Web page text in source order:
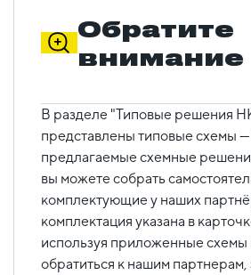
Обратите
внимание
В разделе "Типовые решения
представлены типовые схемы —
предлагаемые схемные
вы можете собрать
комплектующие у наших
комплектация указана в
используя приложенные
обратиться к нашим